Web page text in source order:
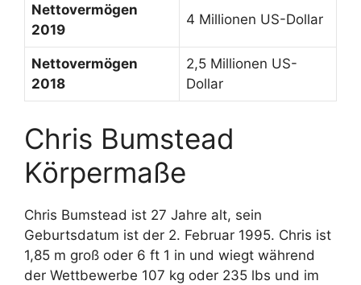
Nettovermögen
2019
4 Millionen US-Dollar
Nettovermögen
2018
2,5 Millionen US-
Dollar
Chris Bumstead
Körpermaße
Chris Bumstead ist 27 Jahre alt, sein
Geburtsdatum ist der 2. Februar 1995. Chris ist
1,85 m groß oder 6 ft 1 in und wiegt während
der Wettbewerbe 107 kg oder 235 lbs und im